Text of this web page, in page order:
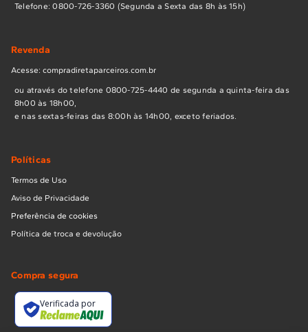
Telefone: 0800-726-3360 (Segunda a Sexta das 8h às 15h)
Revenda
Acesse: compradiretaparceiros.com.br
ou através do telefone 0800-725-4440 de segunda a quinta-feira das
8h00 às 18h00,
e nas sextas-feiras das 8:00h às 14h00, exceto feriados.
Políticas
Termos de Uso
Aviso de Privacidade
Preferência de cookies
Política de troca e devolução
Compra segura
Verificada por